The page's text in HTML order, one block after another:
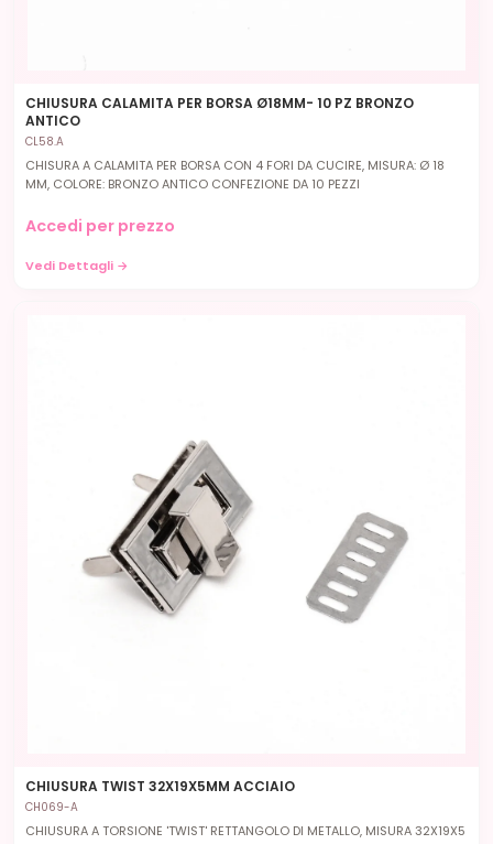
CHIUSURA CALAMITA PER BORSA Ø18MM- 10 PZ BRONZO
ANTICO
CL58.A
CHISURA A CALAMITA PER BORSA CON 4 FORI DA CUCIRE, MISURA: Ø 18
MM, COLORE: BRONZO ANTICO CONFEZIONE DA 10 PEZZI
Accedi per prezzo
Vedi Dettagli →
CHIUSURA TWIST 32X19X5MM ACCIAIO
CH069-A
CHIUSURA A TORSIONE 'TWIST' RETTANGOLO DI METALLO, MISURA 32X19X5